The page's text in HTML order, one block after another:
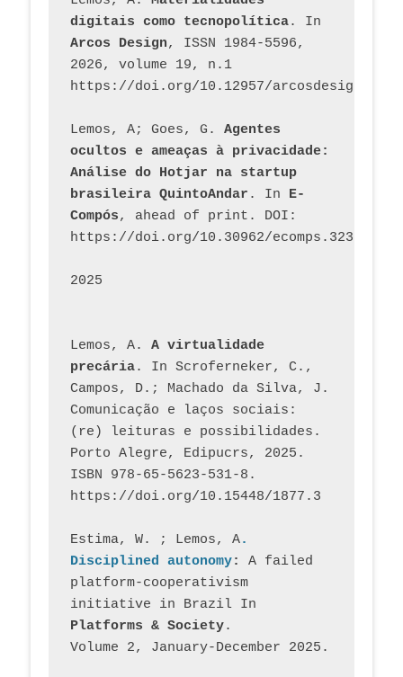
digitais como tecnopolítica
Arcos Design, ISSN 1984-5596,
2026, volume 19, n.1
https://doi.org/10.12957/
Lemos, A; Goes, G. Agentes
ocultos e ameaças à privacidade:
Análise do Hotjar na startup
brasileira QuintoAndar . In E-
Compós, ahead of print. DOI:
https://doi.org/10.30962/ecomps.3231
2025
Lemos, A. A virtualidade
precária. In Scroferneker, C.,
Campos, D.; Machado da Silva, J.
Comunicação e laços sociais:
(re) leituras e possibilidades.
Porto Alegre, Edipucrs, 2025.
ISBN 978-65-5623-531-8.
https://doi.org/10.15448/1877.3
Estima, W. ; Lemos, A.
Disciplined autonomy: A failed
platform-cooperativism
initiative in Brazil In
Platforms & Society.
Volume 2, January-December 2025.